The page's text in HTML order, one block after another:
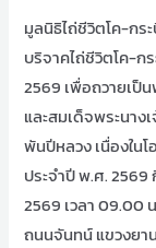
มูลนิธิไถ่ชีวิตโค-ก
บริจาคไถ่ชีวิตโค-ก
2569 เพื่อถวายเป็
และสมเด็จพระนา
พันปีหลวง เนื่องใน
ประจำปี พ.ศ.
2569 เวลา 09.00
ถนนจันทน์ แขวงยา